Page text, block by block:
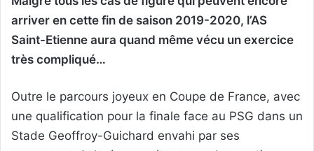
arriver en cette fin de saison 2019-2020, l’AS
Saint-Etienne aura quand même vécu un exercice
très compliqué…
Outre le parcours joyeux en Coupe de France, avec
une qualification pour la finale face au PSG dans un
Stade Geoffroy-Guichard envahi par ses